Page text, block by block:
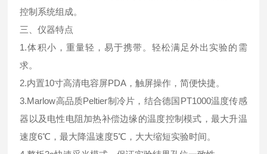
控制系统组成。
三、仪器特点
1.体积小，重量轻，易于携带。轻松满足外出实验的需
求。
2.内置10寸高清电容屏PDA，触屏操作，简便快捷。
3.Marlow高品质Peltier制冷片，结合德国PT1000温度传感
器以及电性电阻加热补偿边缘的温度控制模式，最大升温
速度6℃，最大降温速度5℃，大大缩短实验时间。